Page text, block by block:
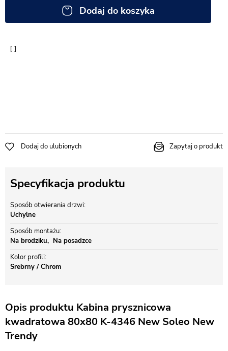
Dodaj do koszyka
Dodaj do ulubionych Zapytaj o produkt
Specyfikacja produktu
Sposób otwierania drzwi
Uchylne
Sposób montażu
Na brodziku
Na posadzce
Kolor profili
Srebrny / Chrom
Opis produktu Kabina prysznicowa
kwadratowa 80x80 K-4346 New Soleo New
Trendy